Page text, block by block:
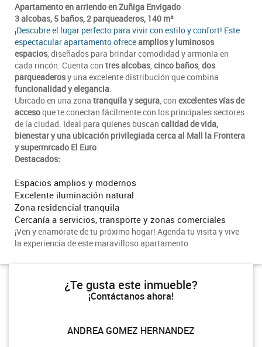
Apartamento en arriendo en Zuñiga Envigado
3 alcobas, 5 baños, 2 parqueaderos, 140 m²
¡Descubre el lugar perfecto para vivir con estilo y confort! Este
espectacular apartamento ofreceamplios y luminosos
espacios, diseñados para brindar comodidad y armonía en
cada rincón. Cuenta con tres alcobas,cinco baños,dos
parqueaderosy una excelente distribución que combina
funcionalidad y elegancia.
Ubicado en una zona tranquila y segura, con excelentes vías de
accesoque te conectan fácilmente con los principales sectores
de la ciudad. Ideal para quienes buscan calidad de vida,
bienestar y una ubicación privilegiada cerca al Mall la Frontera
y supermrcado El Euro.
Destacados:
Espacios amplios y modernos
Excelente iluminación natural
Zona residencial tranquila
Cercanía a servicios, transporte y zonas comerciales
¡Ven y enamórate de tu próximo hogar! Agenda tu visita y vive
la experiencia de este maravilloso apartamento.
¿Te gusta este inmueble?
¡Contáctanos ahora!
ANDREA GOMEZ HERNANDEZ